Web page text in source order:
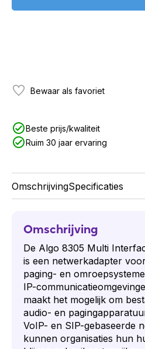
Bewaar als favoriet
Beste prijs/kwaliteit
Ruim 30 jaar ervaring
OmschrijvingSpecificaties
Omschrijving
De Algo 8305 Multi
is een netwerkadapter
paging- en
IP-
maakt het mogelijk om
audio- en
VoIP- en SIP-gebaseerde
kunnen organisaties hun